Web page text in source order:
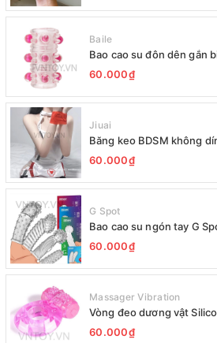
Baile
Bao cao su đôn dên gắn
60.000₫
Jiuai
Băng keo BDSM không
60.000₫
G Spot
Bao cao su ngón tay G
60.000₫
Massager Vibration
Vòng đeo dương vật
60.000₫